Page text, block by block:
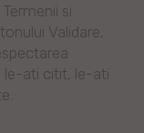
si
Validare,
le-ati citit, le-ati